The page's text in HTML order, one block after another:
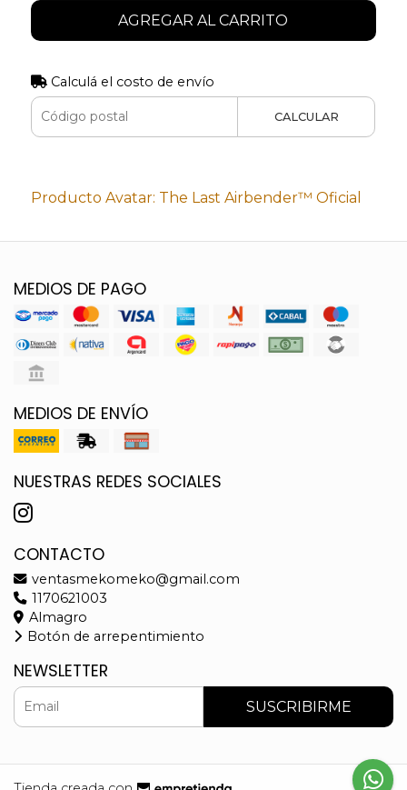
AGREGAR AL CARRITO
Calculá el costo de envío
CALCULAR
Producto Avatar: The Last Airbender™ Oficial
MEDIOS DE PAGO
MEDIOS DE ENVÍO
NUESTRAS REDES SOCIALES
CONTACTO
ventasmekomeko@gmail.com
1170621003
Almagro
Botón de arrepentimiento
NEWSLETTER
SUSCRIBIRME